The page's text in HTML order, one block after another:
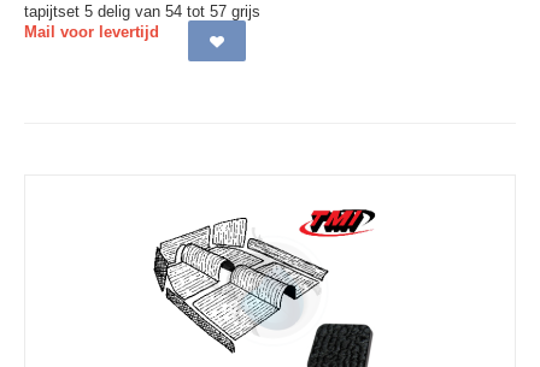
tapijtset 5 delig van 54 tot 57 grijs
Mail voor levertijd